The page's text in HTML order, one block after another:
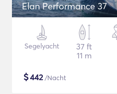
Elan Performance 37
Segelyacht
37 ft
11 m
$442/Nacht